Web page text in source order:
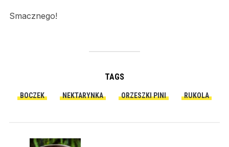
Smacznego!
TAGS
BOCZEK NEKTARYNKA ORZESZKI PINI RUKOLA